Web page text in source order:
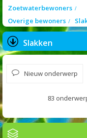
Zoetwaterbewoners
Overige bewoners
Slakken
Nieuw onderwerp
83